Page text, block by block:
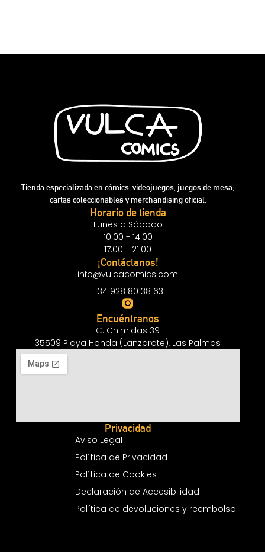
Tienda especializada en cómics, videojuegos, juegos de mesa,
cartas coleccionables y merchandising oficial.
Horario de tienda
Lunes a Sábado
10:00 - 14:00
17:00 - 21:00
¡Contáctanos!
info@vulcacomics.com
+34 928 80 38 63
Encuéntranos
C. Chimidas 39
35509 Playa Honda (Lanzarote), Las Palmas
Privacidad
Aviso Legal
Política de Privacidad
Política de Cookies
Declaración de Accesibilidad
Política de devoluciones y reembolso